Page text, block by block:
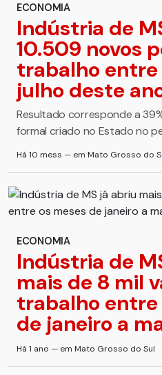
ECONOMIA
Indústria de
10.509 novos
trabalho entre
julho deste
Resultado corresponde a
formal criado no Estado no
Há 10 mess — em Mato Grosso do
ECONOMIA
Indústria de
mais de 8 mil
trabalho entre
de janeiro a
Há 1 ano — em Mato Grosso do Sul